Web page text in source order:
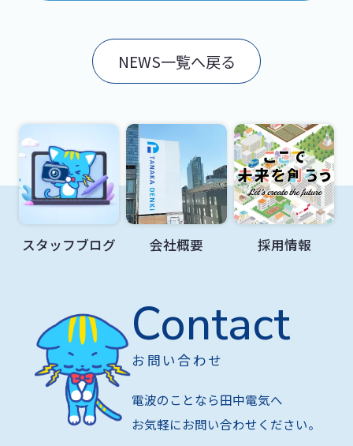
NEWS一覧へ戻る
スタッフブログ 会社概要 採用情報
Contact
お問い合わせ
電波のことなら田中電気へ
お気軽にお問い合わせください。